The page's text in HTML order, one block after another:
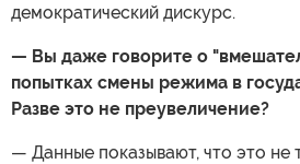
демократический дискурс.
— Вы даже говорите о
попытках смены режима в
Разве это не преувеличение?
— Данные показывают, что это не